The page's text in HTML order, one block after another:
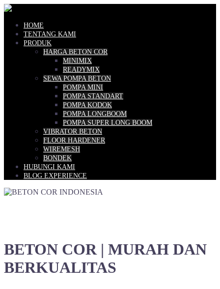
Skip
contentHOME
TENTANG KAMI
PRODUK
HARGA BETON COR
MINIMIX
READYMIX
SEWA POMPA BETON
POMPA MINI
POMPA STANDART
POMPA KODOK
POMPA LONGBOOM
POMPA SUPER LONG BOOM
VIBRATOR BETON
FLOOR HARDENER
WIREMESH
BONDEK
HUBUNGI KAMI
BLOG EXPERIENCE
BETON COR | MURAH DAN
BERKUALITAS